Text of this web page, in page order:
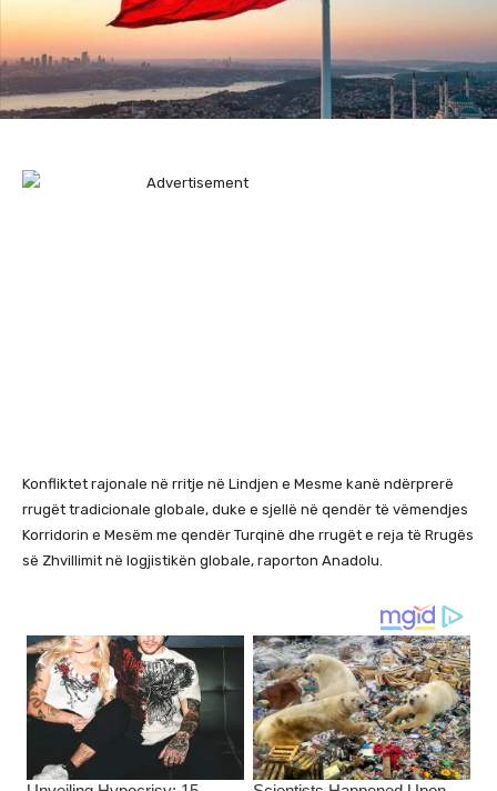
Konfliktet rajonale në rritje në Lindjen e Mesme kanë ndërprerë
rrugët tradicionale globale, duke e sjellë në qendër të vëmendjes
Korridorin e Mesëm me qendër Turqinë dhe rrugët e reja të Rrugës
së Zhvillimit në logjistikën globale, raporton Anadolu.